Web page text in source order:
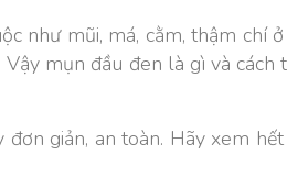
như mũi, má, cằm, thậm chí
Vậy mụn đầu đen là gì và cách
giản, an toàn. Hãy xem